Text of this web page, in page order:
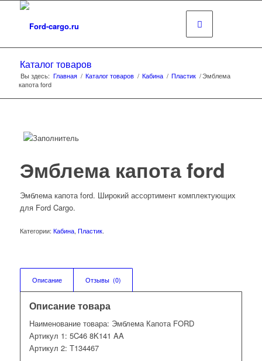
Каталог товаров
Вы здесь: Главная / Каталог товаров / Кабина / Пластик /Эмблема
капота ford
Эмблема капота ford
Эмблема капота ford. Широкий ассортимент комплектующих
для Ford Cargo.
Категории: Кабина, Пластик.
Описание Отзывы  (0)
Описание товара
Наименование товара: Эмблема Капота FORD
Артикул 1: 5C46 8K141 AA
Артикул 2: T134467